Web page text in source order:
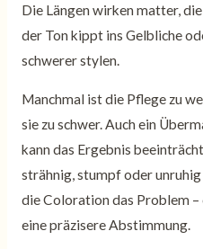
Die Längen wirken matter,
der Ton kippt ins Gelbliche
schwerer stylen.
Manchmal ist die Pflege zu
sie zu schwer. Auch ein
kann das Ergebnis
strähnig, stumpf oder
die Coloration das Problem
eine präzisere Abstimmung.